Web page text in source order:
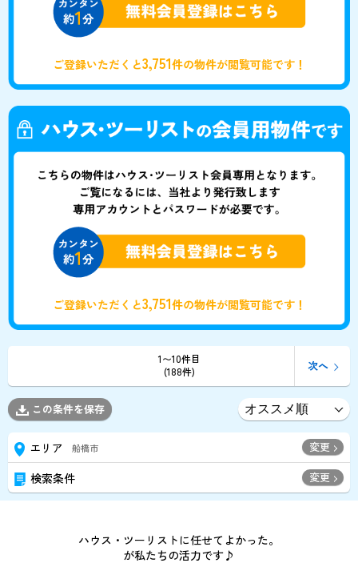
ご登録いただくと3,751件の物件が閲覧可能です！
ご登録いただくと3,751件の物件が閲覧可能です！
1〜10件目
(188件)
次へ
この条件を保存
エリア 船橋市 変更
検索条件 変更
ハウス・ツーリストに任せてよかった。
が私たちの活力です♪